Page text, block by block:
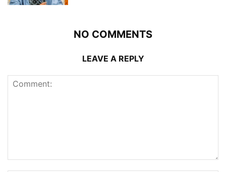
NO COMMENTS
LEAVE A REPLY